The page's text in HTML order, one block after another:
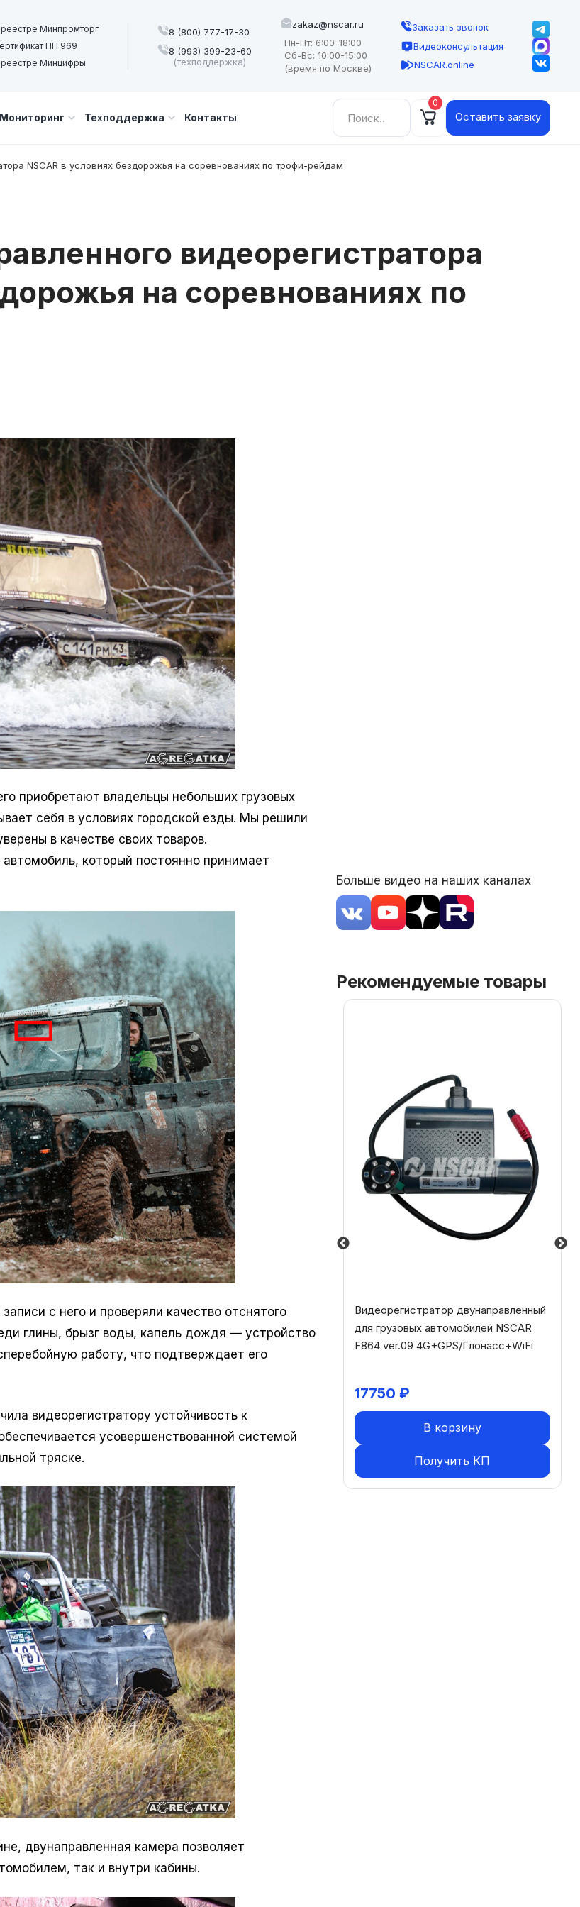
Минпромторг
ПП 969
Минцифры
8 (800) 777-17-30
8 (993) 399-23-60
(техподдержка)
zakaz@nscar.ru
Пн-Пт: 6:00-18:00
Сб-Вс: 10:00-15:00
(время по Москве)
Заказать звонок
Видеоконсультация
NSCAR.online
Мониторинг Техподдержка Контакты
Найти: 0
Оставить заявку
NSCAR в условиях бездорожья на соревнованиях по трофи-рейдам
видеорегистратора
на соревнованиях по
приобретают владельцы небольших грузовых
себя в условиях городской езды. Мы решили
в качестве своих товаров.
который постоянно принимает
с него и проверяли качество отснятого
глины, брызг воды, капель дождя — устройство
работу, что подтверждает его
видеорегистратору устойчивость к
усовершенствованной системой
тряске.
двунаправленная камера позволяет
так и внутри кабины.
Больше видео на наших каналах
Рекомендуемые товары
Автомобильная видеокамера NSCAR
FD317 ver.02 (двунаправленная)
Постановление №969)
Видеорегистратор двунаправленный
для грузовых автомобилей NSCAR
F864 ver.09 4G+GPS/Глонасс+WiFi
17750 ₽
В корзину
Получить КП